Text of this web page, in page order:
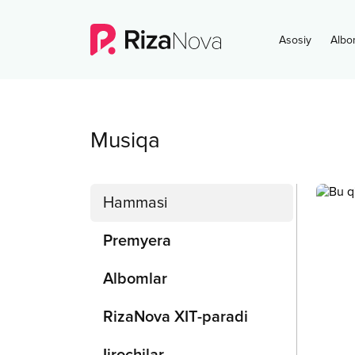
Asosiy
Musiqa
Hammasi
Premyera
Albomlar
RizaNova XIT-paradi